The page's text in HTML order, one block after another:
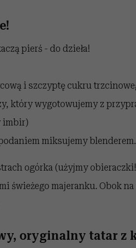
pierś - do dzieła!
i szczyptę cukru
który wygotowujemy z
imbir)
miksujemy blenderem.
ogórka (użyjmy
świeżego majeranku. Obok
oryginalny tatar z